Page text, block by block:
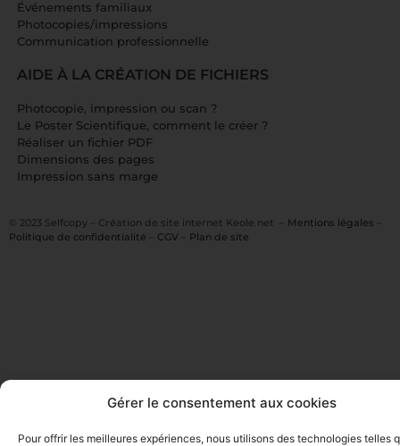
Gérer le consentement aux cookies
Pour offrir les meilleures expériences, nous utilisons des technologies telles
Événements familiaux
Photocopies/impressions
Communication professionnelle
AIDE À LA CRÉATION DE FICHIERS
Photocopie, impression ou scan ?
Le Poster Scientifique, comment le créer ?
Réaliser un fichier PDF
Dimensions des pages
Impression sans marge
© 2023 Selfcopy – Création de site internet Keole.net – Mentions légales
Politique de confidentialité
CGV Plan de site